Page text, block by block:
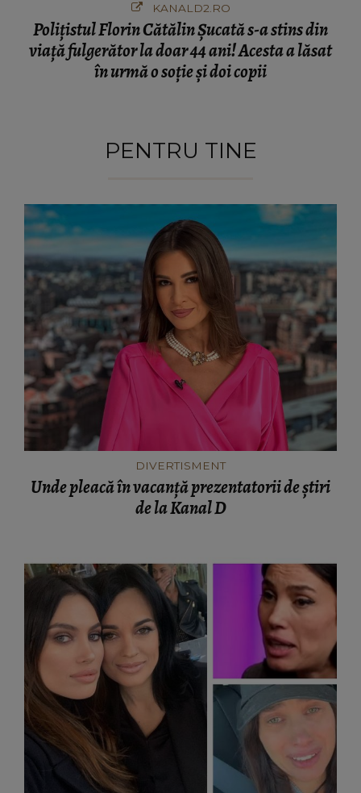
KANALD2.RO
Polițistul Florin Cătălin Șucată s-a stins din
viață fulgerător la doar 44 ani! Acesta a lăsat
în urmă o soție și doi copii
PENTRU TINE
DIVERTISMENT
Unde pleacă în vacanță prezentatorii de știri
de la Kanal D